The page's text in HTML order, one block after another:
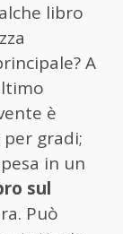
libro
A
è
gradi;
in un
sul
Può